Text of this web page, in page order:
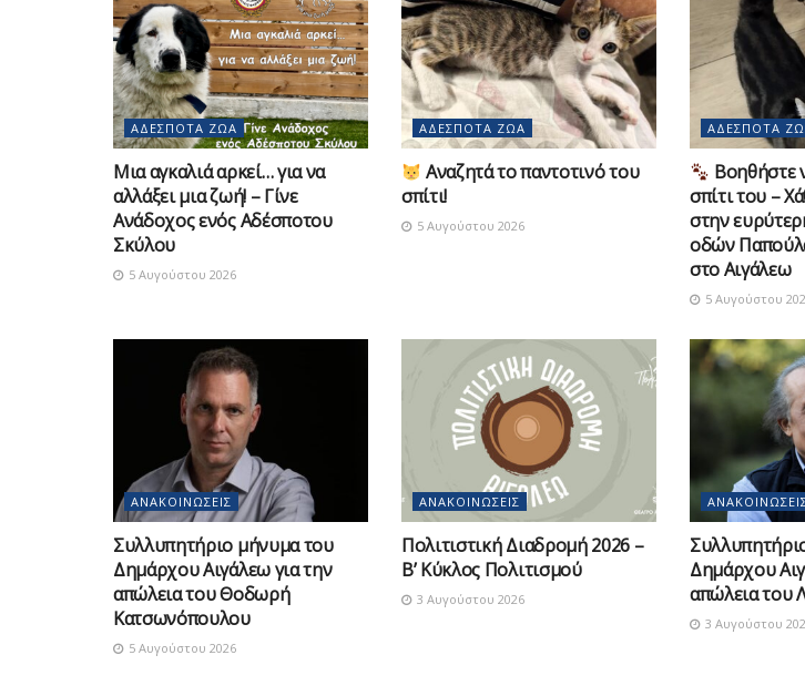
ΑΔΈΣΠΟΤΑ ΖΏΑ
Μια αγκαλιά αρκεί… για να
αλλάξει μια ζωή! – Γίνε
Ανάδοχος ενός Αδέσποτου
Σκύλου
5 Αυγούστου 2026
ΑΔΈΣΠΟΤΑ ΖΏΑ
Αναζητά το παντοτινό του
σπίτι!
5 Αυγούστου 2026
ΑΔΈΣΠΟΤΑ
Βοηθήστε
σπίτι του –
στην
οδών
στο Αιγάλεω
5 Αυγούστου
ΑΝΑΚΟΙΝΏΣΕΙΣ
Συλλυπητήριο μήνυμα του
Δημάρχου Αιγάλεω για την
απώλεια του Θοδωρή
Κατσωνόπουλου
5 Αυγούστου 2026
ΑΝΑΚΟΙΝΏΣΕΙΣ
Πολιτιστική Διαδρομή 2026 –
Β’ Κύκλος Πολιτισμού
3 Αυγούστου 2026
Δημάρχου
απώλεια του
3 Αυγούστου